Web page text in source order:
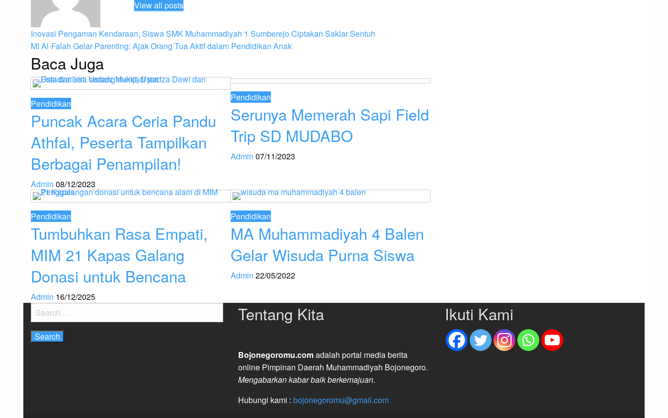
View all posts
Post
navigation
Previous
Post
Inovasi Pengaman Kendaraan, Siswa SMK Muhammadiyah 1 Sumberejo Ciptakan Saklar Sentuh
Next
Post
MI Al-Falah Gelar Parenting: Ajak Orang Tua Aktif dalam Pendidikan Anak
Baca Juga
Pendidikan
Puncak Acara Ceria Pandu
Athfal, Peserta Tampilkan
Berbagai Penampilan!
Admin 08/12/2023
Pendidikan
Serunya Memerah Sapi Field
Trip SD MUDABO
Admin 07/11/2023
Pendidikan
Tumbuhkan Rasa Empati,
MIM 21 Kapas Galang
Donasi untuk Bencana
Admin 16/12/2025
Pendidikan
MA Muhammadiyah 4 Balen
Gelar Wisuda Purna Siswa
Admin 22/05/2022
Search
for:
Tentang Kita
Bojonegoromu.comadalah portal media berita
online Pimpinan Daerah Muhammadiyah Bojonegoro.
Mengabarkan kabar baik berkemajuan.
Hubungi kami : bojonegoromu@gmail.com
Ikuti Kami